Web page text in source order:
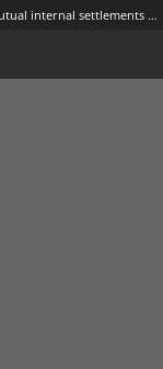
Accounting policies in mutual internal settlements organization according to financial accounting and reporting standards of Ukraine